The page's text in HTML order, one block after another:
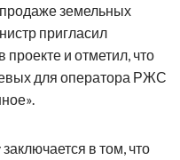
продаже земельных
пригласил
проекте и отметил, что
для оператора РЖС
в том, что